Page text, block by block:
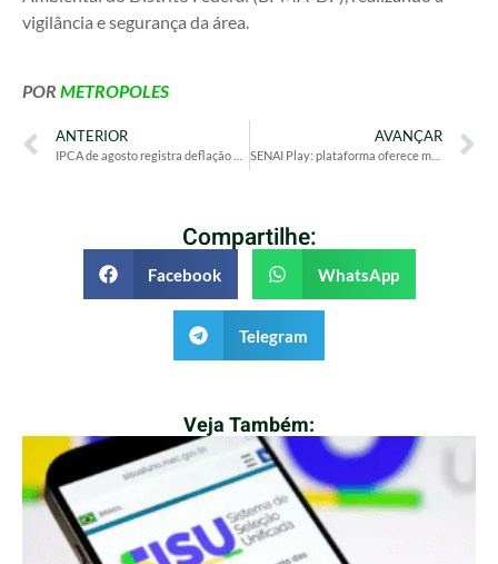
vigilância e segurança da área.
POR METROPOLES
ANTERIOR AVANÇAR
SENAI Play: plataforma oferece mais de 1,5 mil cursos gratuitos
Compartilhe:
Facebook WhatsApp
Telegram
Veja Também: